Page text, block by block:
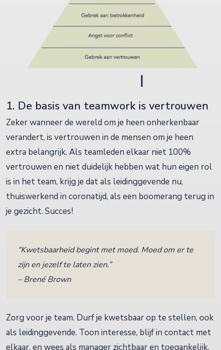
1. De basis van teamwork is vertrouwen
Zeker wanneer de wereld om je heen onherkenbaar
verandert, is vertrouwen in de mensen om je heen
extra belangrijk. Als teamleden elkaar niet 100%
vertrouwen en niet duidelijk hebben wat hun eigen rol
is in het team, krijg je dat als leidinggevende nu,
thuiswerkend in coronatijd, als een boomerang terug in
je gezicht. Succes!
“Kwetsbaarheid begint met moed. Moed om er te
zijn en jezelf te laten zien.”
– Brené Brown
Zorg voor je team. Durf je kwetsbaar op te stellen, ook
als leidinggevende. Toon interesse, blijf in contact met
elkaar, en wees als manager zichtbaar en toegankelijk.